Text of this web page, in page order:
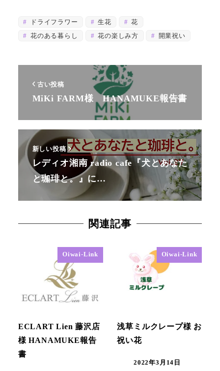
ドライフラワー 生花
花
花のある暮らし
花の楽しみ方 開業祝い
古い投稿
MiKi FARM様 HANAMUKE報告書
新しい投稿
レディオ湘南 radio cafe『犬とあなた
と珈琲と。』に…
関連記事
Oiwai-Link
ECLART Lien 藤沢店
様 HANAMUKE報告
書
Oiwai-Link
浅草ミルクレープ様 お
祝い花
2022年3月14日